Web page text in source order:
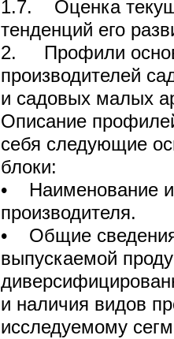
1.7. Оценка
тенденций его
2. Профили
производителей
и садовых малых
Описание
себя следующие
блоки:
• Наименование и
производителя.
• Общие сведения
выпускаемой
и наличия видов
исследуемому